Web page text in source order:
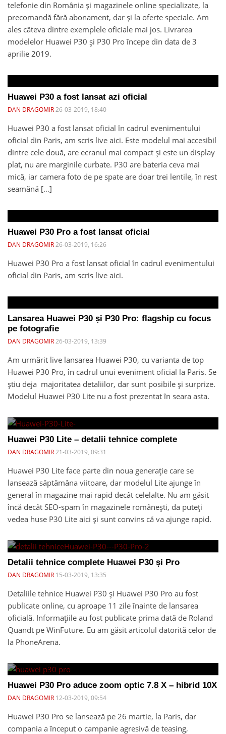
telefonie din România și magazinele online specializate, la
precomandă fără abonament, dar și la oferte speciale. Am
ales câteva dintre exemplele oficiale mai jos. Livrarea
modelelor Huawei P30 și P30 Pro începe din data de 3
aprilie 2019.
Huawei P30 a fost lansat azi oficial
DAN DRAGOMIR26-03-2019, 18:40
Huawei P30 a fost lansat oficial în cadrul evenimentului
oficial din Paris, am scris live aici. Este modelul mai accesibil
dintre cele două, are ecranul mai compact și este un display
plat, nu are marginile curbate. P30 are bateria ceva mai
mică, iar camera foto de pe spate are doar trei lentile, în rest
seamănă […]
Huawei P30 Pro a fost lansat oficial
DAN DRAGOMIR26-03-2019, 16:26
Huawei P30 Pro a fost lansat oficial în cadrul evenimentului
oficial din Paris, am scris live aici.
Lansarea Huawei P30 și P30 Pro: flagship cu focus
pe fotografie
DAN DRAGOMIR26-03-2019, 13:39
Am urmărit live lansarea Huawei P30, cu varianta de top
Huawei P30 Pro, în cadrul unui eveniment oficial la Paris. Se
știu deja majoritatea detaliilor, dar sunt posibile și surprize.
Modelul Huawei P30 Lite nu a fost prezentat în seara asta.
Huawei P30 Lite – detalii tehnice complete
DAN DRAGOMIR21-03-2019, 09:31
Huawei P30 Lite face parte din noua generație care se
lansează săptămâna viitoare, dar modelul Lite ajunge în
general în magazine mai rapid decât celelalte. Nu am găsit
încă decât SEO-spam în magazinele românești, da puteți
vedea huse P30 Lite aici și sunt convins că va ajunge rapid.
Detalii tehnice complete Huawei P30 și Pro
DAN DRAGOMIR 15-03-2019, 13:35
Detaliile tehnice Huawei P30 și Huawei P30 Pro au fost
publicate online, cu aproape 11 zile înainte de lansarea
oficială. Informațiile au fost publicate prima dată de Roland
Quandt pe WinFuture. Eu am găsit articolul datorită celor de
la PhoneArena.
Huawei P30 Pro aduce zoom optic 7.8 X – hibrid 10X
DAN DRAGOMIR 12-03-2019, 09:54
Huawei P30 Pro se lansează pe 26 martie, la Paris, dar
compania a început o campanie agresivă de teasing,